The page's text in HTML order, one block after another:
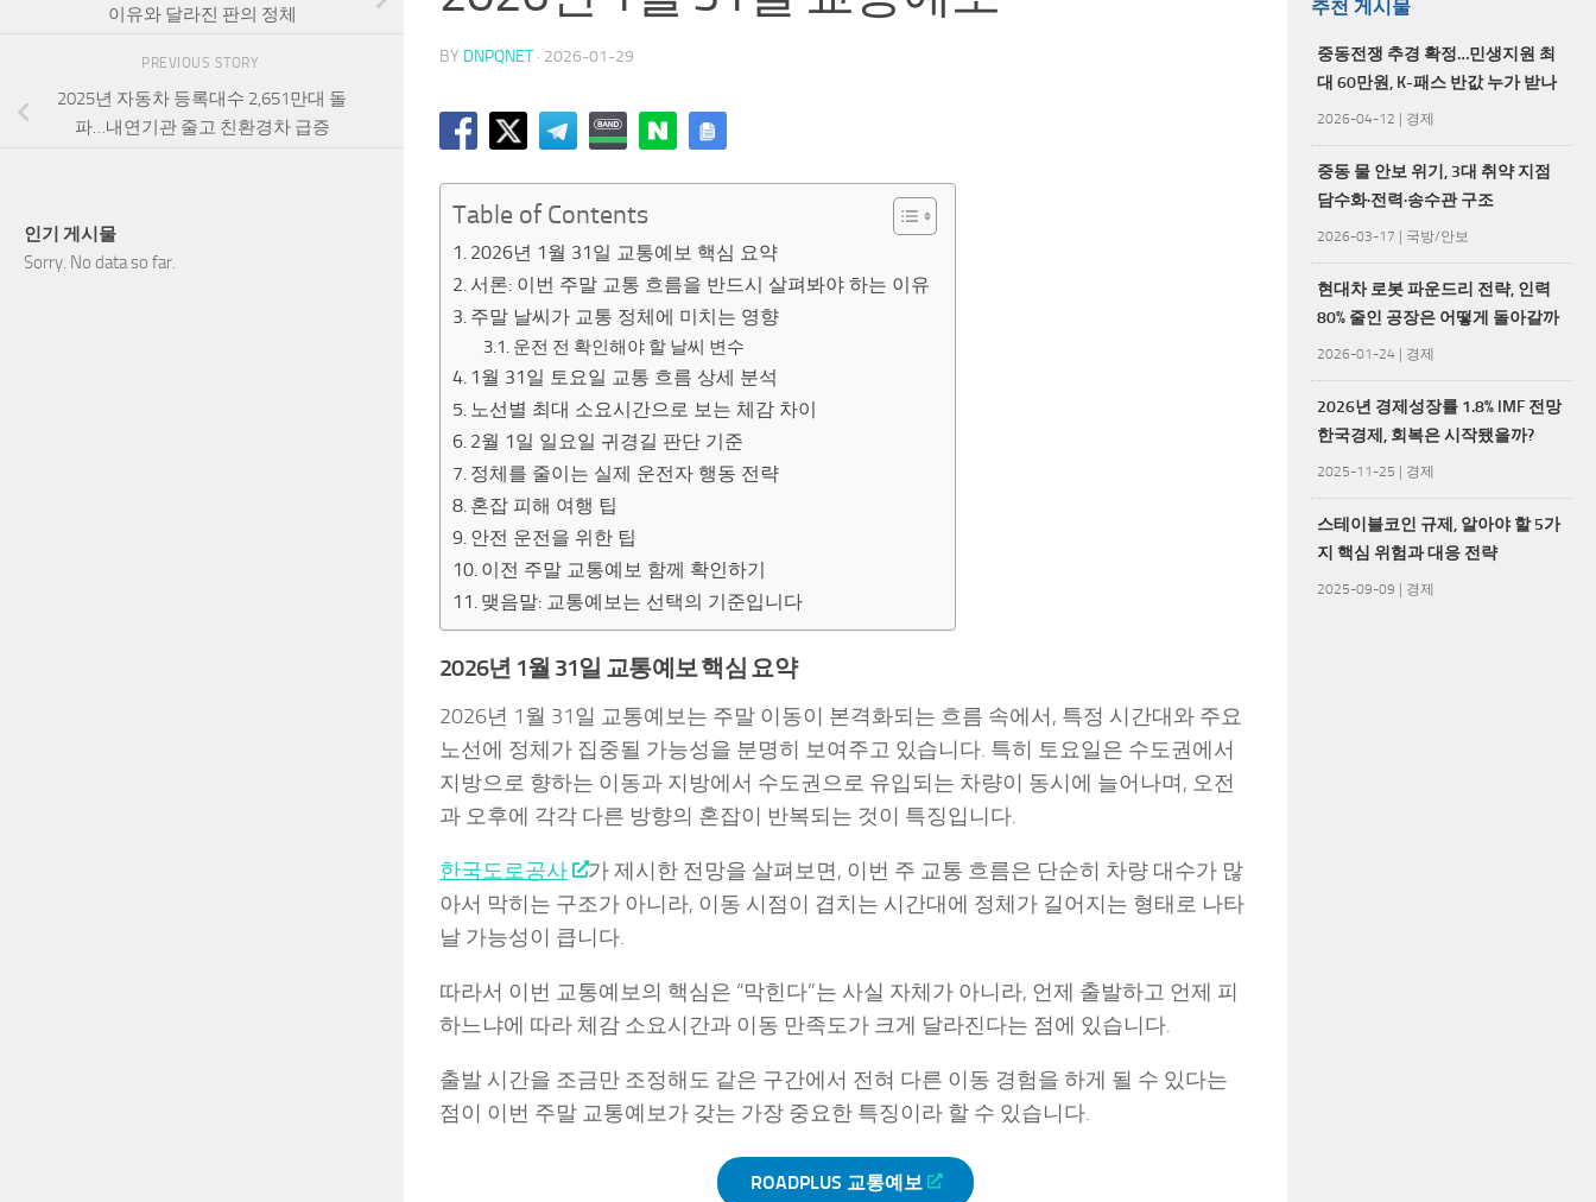
BY DNPQNET · 2026-01-29
Table of Contents
2026년 1월 31일 교통예보 핵심 요약
서론: 이번 주말 교통 흐름을 반드시 살펴봐야 하는 이유
주말 날씨가 교통 정체에 미치는 영향
운전 전 확인해야 할 날씨 변수
1월 31일 토요일 교통 흐름 상세 분석
노선별 최대 소요시간으로 보는 체감 차이
2월 1일 일요일 귀경길 판단 기준
정체를 줄이는 실제 운전자 행동 전략
혼잡 피해 여행 팁
안전 운전을 위한 팁
이전 주말 교통예보 함께 확인하기
맺음말: 교통예보는 선택의 기준입니다
2026년 1월 31일 교통예보 핵심 요약
2026년 1월 31일 교통예보는 주말 이동이 본격화되는 흐름 속에서, 특정 시간대와 주요
노선에 정체가 집중될 가능성을 분명히 보여주고 있습니다. 특히 토요일은 수도권에서
지방으로 향하는 이동과 지방에서 수도권으로 유입되는 차량이 동시에 늘어나며, 오전
과 오후에 각각 다른 방향의 혼잡이 반복되는 것이 특징입니다.
한국도로공사
가 제시한 전망을 살펴보면, 이번 주 교통 흐름은 단순히 차량 대수가 많
아서 막히는 구조가 아니라, 이동 시점이 겹치는 시간대에 정체가 길어지는 형태로 나타
날 가능성이 큽니다.
따라서 이번 교통예보의 핵심은 “막힌다”는 사실 자체가 아니라, 언제 출발하고 언제 피
하느냐에 따라 체감 소요시간과 이동 만족도가 크게 달라진다는 점에 있습니다.
출발 시간을 조금만 조정해도 같은 구간에서 전혀 다른 이동 경험을 하게 될 수 있다는
점이 이번 주말 교통예보가 갖는 가장 중요한 특징이라 할 수 있습니다.
ROADPLUS 교통예보
이유와 달라진 판의 정체
PREVIOUS STORY
2025년 자동차 등록대수 2,651만대 돌
파…내연기관 줄고 친환경차 급증
인기 게시물
Sorry. No data so far.
추천 게시물
중동전쟁 추경 확정…민생지원 최
대 60만원, K-패스 반값 누가 받나
2026-04-12 | 경제
중동 물 안보 위기, 3대 취약 지점
담수화·전력·송수관 구조
2026-03-17 | 국방/안보
현대차 로봇 파운드리 전략, 인력
80% 줄인 공장은 어떻게 돌아갈까
2026-01-24 | 경제
2026년 경제성장률 1.8% IMF 전망
한국경제, 회복은 시작됐을까?
2025-11-25 | 경제
스테이블코인 규제, 알아야 할 5가
지 핵심 위험과 대응 전략
2025-09-09 | 경제